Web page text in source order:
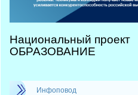
Национальный проект
ОБРАЗОВАНИЕ
Инфоповод